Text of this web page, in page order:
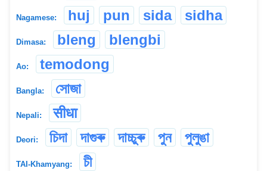
Nagamese: huj pun sida sidha
Dimasa: bleng blengbi
Ao: temodong
Bangla: সোজা
Nepali: सीधा
Deori: চিদা দাগুৰু দাচ্চুৰু পুন পুলুঙা
TAI-Khamyang: চী